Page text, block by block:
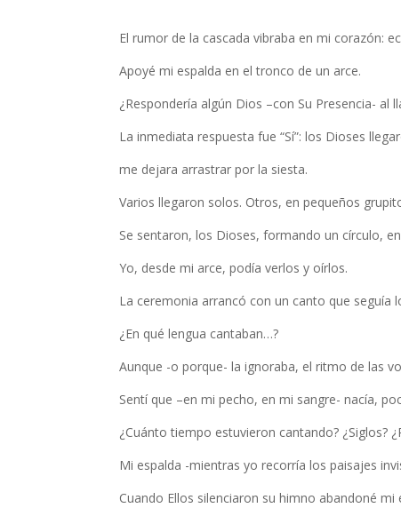
El rumor de la cascada vibraba en mi corazón:
Apoyé mi espalda en el tronco de un arce.
¿Respondería algún Dios –con Su Presencia- al
La inmediata respuesta fue “Sí”: los Dioses
me dejara arrastrar por la siesta.
Varios llegaron solos. Otros, en pequeños
Se sentaron, los Dioses, formando un círculo,
Yo, desde mi arce, podía verlos y oírlos.
La ceremonia arrancó con un canto que seguía
¿En qué lengua cantaban…?
Aunque -o porque- la ignoraba, el ritmo de las
Sentí que –en mi pecho, en mi sangre- nacía,
¿Cuánto tiempo estuvieron cantando? ¿Siglos?
Mi espalda -mientras yo recorría los paisajes
Cuando Ellos silenciaron su himno abandoné